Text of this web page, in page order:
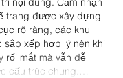
trang được xây dựng
rõ ràng, các khu
xếp hợp lý nên khi
rối mắt mà vẫn dễ
cấu trúc chung.…